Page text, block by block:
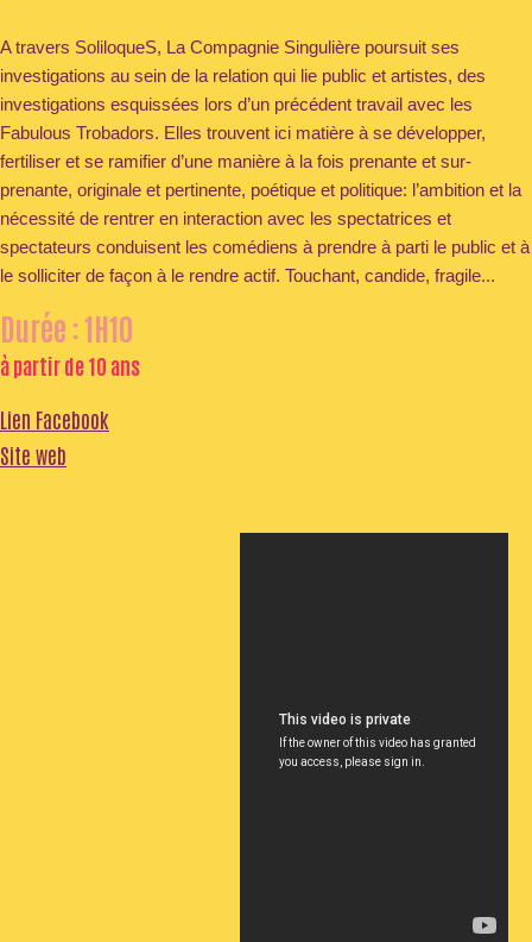
A travers SoliloqueS, La Compagnie Singulière poursuit ses
investigations au sein de la relation qui lie public et artistes, des
investigations esquissées lors d’un précédent travail avec les
Fabulous Trobadors. Elles trouvent ici matière à se développer,
fertiliser et se ramifier d’une manière à la fois prenante et sur-
prenante, originale et pertinente, poétique et politique: l’ambition et la
nécessité de rentrer en interaction avec les spectatrices et
spectateurs conduisent les comédiens à prendre à parti le public et à
le solliciter de façon à le rendre actif. Touchant, candide, fragile...
Durée : 1H10
à partir de 10 ans
Lien Facebook
Site web